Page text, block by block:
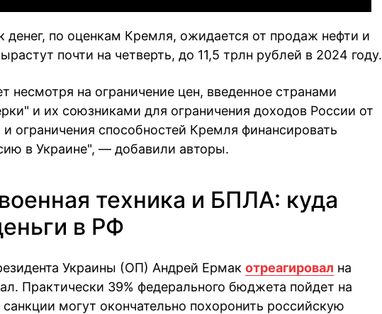
денег, по оценкам Кремля, ожидается от продаж нефти и
почти на четверть, до 11,5 трлн рублей в 2024 году.
несмотря на ограничение цен, введенное странами
и их союзниками для ограничения доходов России от
ограничения способностей Кремля финансировать
в Украине", — добавили авторы.
техника и БПЛА: куда
в РФ
Украины (ОП) Андрей Ермак отреагировал на
Практически 39% федерального бюджета пойдет на
могут окончательно похоронить российскую